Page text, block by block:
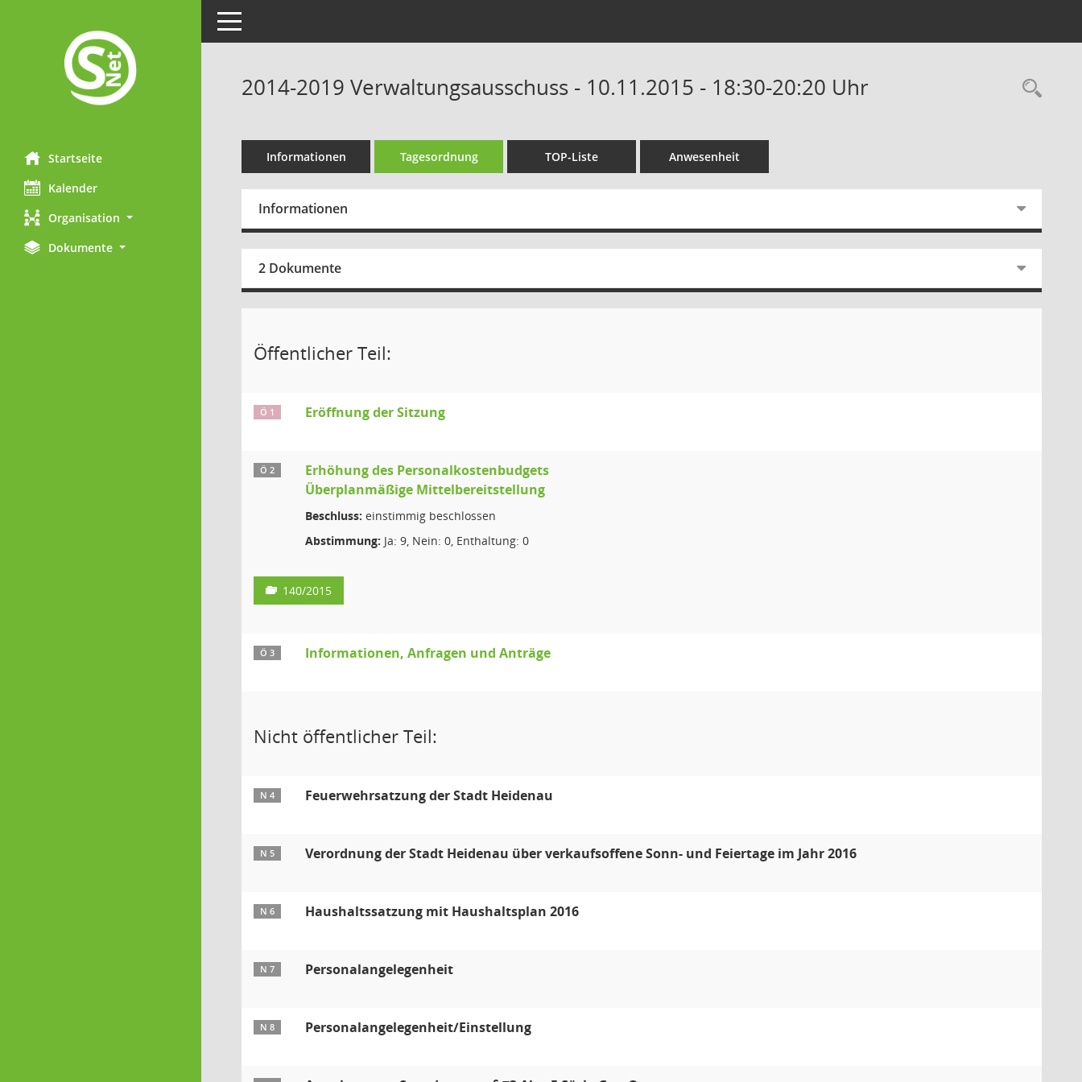
Startseite
Kalender
Organisation
Dokumente
Toggle navigation
2014-2019 Verwaltungsausschuss - 10.11.2015 - 18:30-20:20 Uhr
Informationen Tagesordnung TOP-Liste Anwesenheit
Informationen
2 Dokumente
Öffentlicher Teil:
Ö 1 Eröffnung der Sitzung
Ö 2
Erhöhung des Personalkostenbudgets
Überplanmäßige Mittelbereitstellung
Beschluss: einstimmig beschlossen
Abstimmung: Ja: 9, Nein: 0, Enthaltung: 0
140/2015
Ö 3 Informationen, Anfragen und Anträge
Nicht öffentlicher Teil:
N 4 Feuerwehrsatzung der Stadt Heidenau
N 5 Verordnung der Stadt Heidenau über verkaufsoffene Sonn- und Feiertage im Jahr 2016
N 6 Haushaltssatzung mit Haushaltsplan 2016
N 7 Personalangelegenheit
N 8 Personalangelegenheit/Einstellung